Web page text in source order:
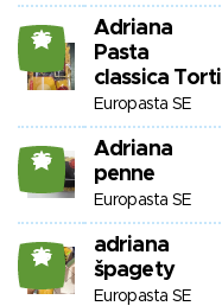
26
Adriana
Pasta
classica Torti
Europasta SE
26
Adriana
penne
Europasta SE
26
adriana
špagety
Europasta SE